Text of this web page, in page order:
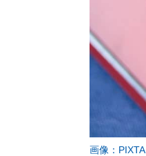
画像：PIXTA